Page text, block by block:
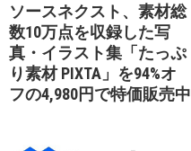
ソースネクスト、素材総
数10万点を収録した写
真・イラスト集「たっぷ
り素材 PIXTA」を94%オ
フの4,980円で特価販売中